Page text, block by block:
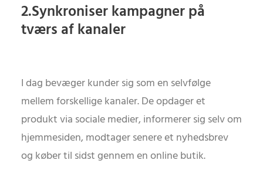
2.Synkroniser kampagner på
tværs af kanaler
I dag bevæger kunder sig som en selvfølge
mellem forskellige kanaler. De opdager et
produkt via sociale medier, informerer sig selv om
hjemmesiden, modtager senere et nyhedsbrev
og køber til sidst gennem en online butik.